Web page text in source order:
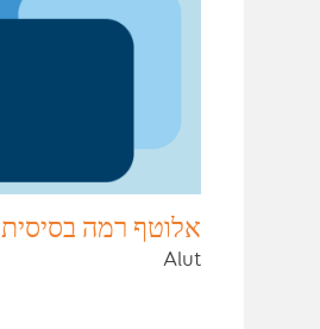
אלוטף רמה בסיסית
Alut